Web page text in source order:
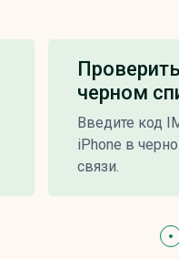
черном
Введите код
iPhone в
связи.